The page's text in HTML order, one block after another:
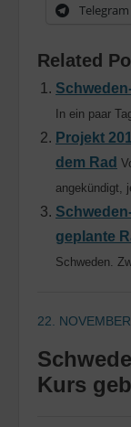
Telegram
Related
In ein paar
Projekt
dem Rad
angekündigt,
geplante
Schweden.
22.
Kurs